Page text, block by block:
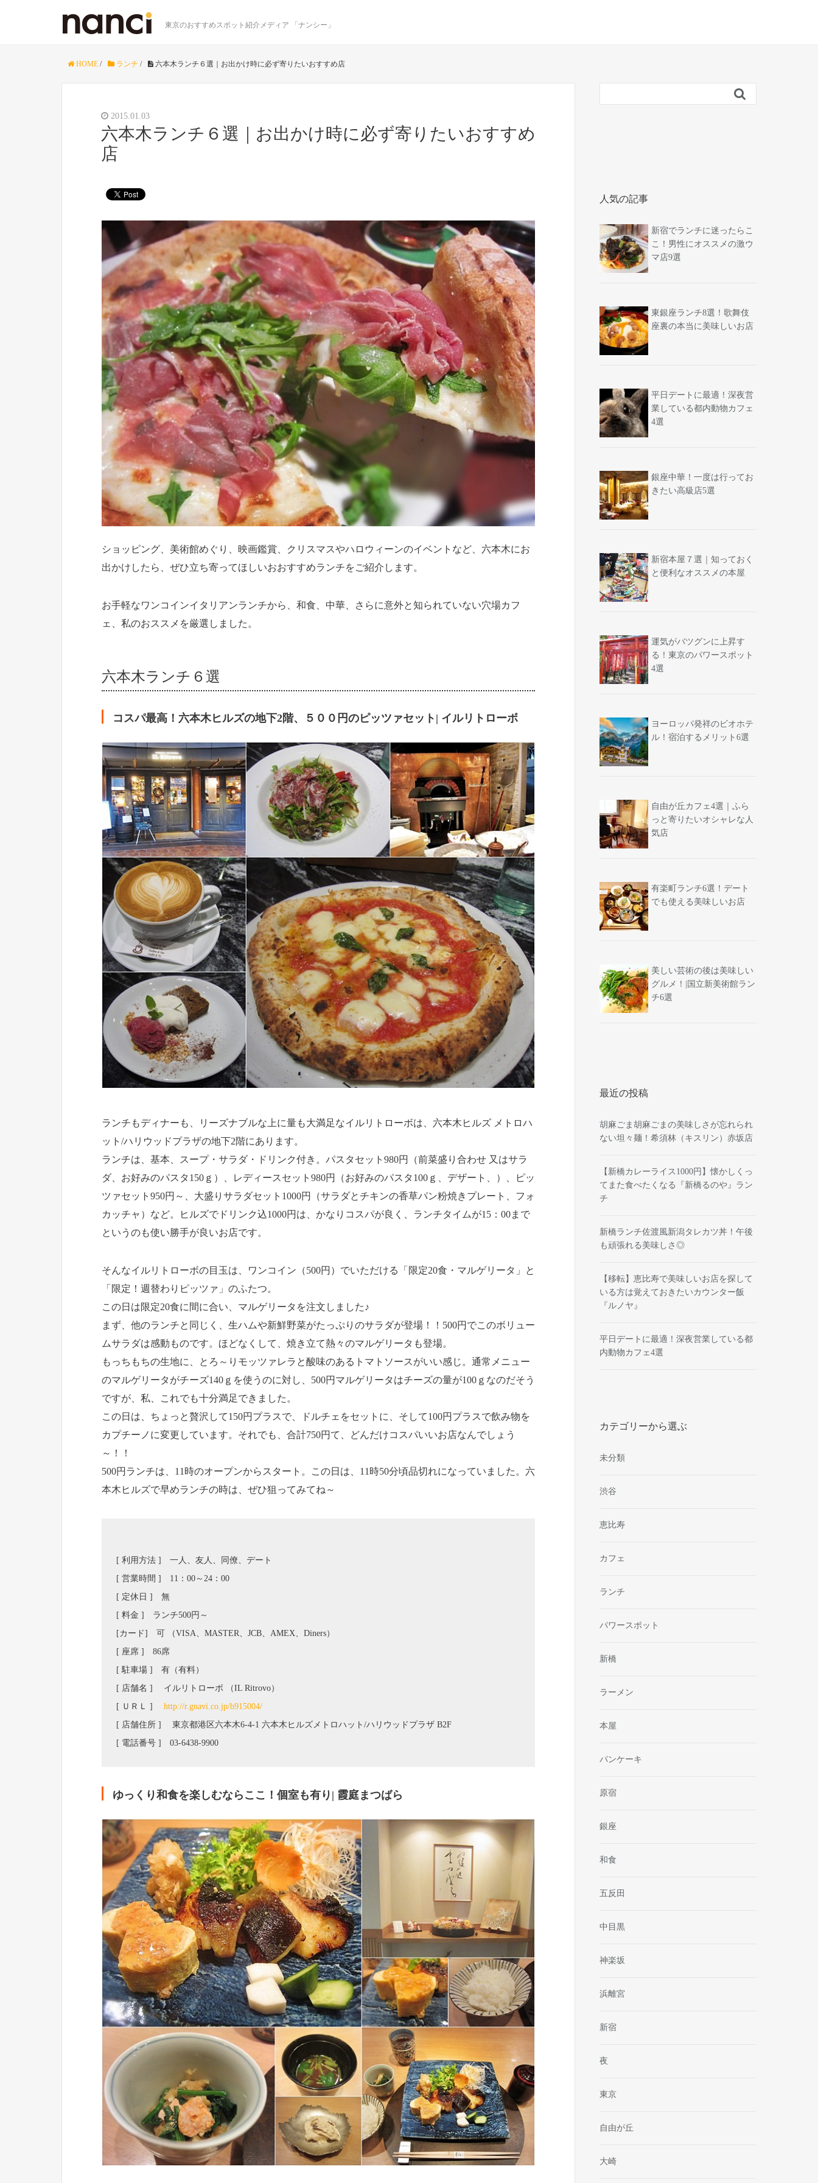
東京のおすすめスポット紹介メディア 「ナンシー」
HOME / ランチ / 六本木ランチ６選｜お出かけ時に必ず寄りたいおすすめ店
2015.01.03
六本木ランチ６選｜お出かけ時に必ず寄りたいおすすめ
店
ショッピング、美術館めぐり、映画鑑賞、クリスマスやハロウィーンのイベントなど、六本木にお
出かけしたら、ぜひ立ち寄ってほしいおおすすめランチをご紹介します。
お手軽なワンコインイタリアンランチから、和食、中華、さらに意外と知られていない穴場カフ
ェ、私のおススメを厳選しました。
六本木ランチ６選
コスパ最高！六本木ヒルズの地下2階、５００円のピッツァセット| イルリトローボ
ランチもディナーも、リーズナブルな上に量も大満足なイルリトローボは、六本木ヒルズ メトロハ
ット/ハリウッドプラザの地下2階にあります。
ランチは、基本、スープ・サラダ・ドリンク付き。パスタセット980円（前菜盛り合わせ 又はサラ
ダ、お好みのパスタ150ｇ）、レディースセット980円（お好みのパスタ100ｇ、デザート、）、ピッ
ツァセット950円～、大盛りサラダセット1000円（サラダとチキンの香草パン粉焼きプレート、フォ
カッチャ）など。ヒルズでドリンク込1000円は、かなりコスパが良く、ランチタイムが15：00まで
というのも使い勝手が良いお店です。
そんなイルリトローボの目玉は、ワンコイン（500円）でいただける「限定20食・マルゲリータ」と
「限定！週替わりピッツァ」のふたつ。
この日は限定20食に間に合い、マルゲリータを注文しました♪
まず、他のランチと同じく、生ハムや新鮮野菜がたっぷりのサラダが登場！！500円でこのボリュー
ムサラダは感動ものです。ほどなくして、焼き立て熱々のマルゲリータも登場。
もっちもちの生地に、とろ～りモッツァレラと酸味のあるトマトソースがいい感じ。通常メニュー
のマルゲリータがチーズ140ｇを使うのに対し、500円マルゲリータはチーズの量が100ｇなのだそう
ですが、私、これでも十分満足できました。
この日は、ちょっと贅沢して150円プラスで、ドルチェをセットに、そして100円プラスで飲み物を
カプチーノに変更しています。それでも、合計750円て、どんだけコスパいいお店なんでしょう
～！！
500円ランチは、11時のオープンからスタート。この日は、11時50分頃品切れになっていました。六
本木ヒルズで早めランチの時は、ぜひ狙ってみてね～
[ 利用方法 ] 一人、友人、同僚、デート
[ 営業時間 ] 11：00～24：00
[ 定休日 ] 無
[ 料金 ] ランチ500円～
[カード] 可 （VISA、MASTER、JCB、AMEX、Diners）
[ 座席 ] 86席
[ 駐車場 ] 有（有料）
[ 店舗名 ] イルリトローボ （IL Ritrovo）
[ ＵＲＬ ] http://r.gnavi.co.jp/b915004/
[ 店舗住所 ] 東京都港区六本木6-4-1 六本木ヒルズメトロハット/ハリウッドプラザ B2F
[ 電話番号 ] 03-6438-9900
ゆっくり和食を楽しむならここ！個室も有り| 霞庭まつばら

人気の記事
新宿でランチに迷ったらこ
こ！男性にオススメの激ウ
マ店9選
東銀座ランチ8選！歌舞伎
座裏の本当に美味しいお店
平日デートに最適！深夜営
業している都内動物カフェ
4選
銀座中華！一度は行ってお
きたい高級店5選
新宿本屋７選｜知っておく
と便利なオススメの本屋
運気がバツグンに上昇す
る！東京のパワースポット
4選
ヨーロッパ発祥のビオホテ
ル！宿泊するメリット6選
自由が丘カフェ4選｜ふら
っと寄りたいオシャレな人
気店
有楽町ランチ6選！デート
でも使える美味しいお店
美しい芸術の後は美味しい
グルメ！|国立新美術館ラン
チ6選
最近の投稿
胡麻ごま胡麻ごまの美味しさが忘れられ
ない坦々麺！希須林（キスリン）赤坂店
【新橋カレーライス1000円】懐かしくっ
てまた食べたくなる『新橋るのや』ラン
チ
新橋ランチ佐渡風新潟タレカツ丼！午後
も頑張れる美味しさ◎
【移転】恵比寿で美味しいお店を探して
いる方は覚えておきたいカウンター飯
『ルノヤ』
平日デートに最適！深夜営業している都
内動物カフェ4選
カテゴリーから選ぶ
未分類
渋谷
恵比寿
カフェ
ランチ
パワースポット
新橋
ラーメン
本屋
パンケーキ
原宿
銀座
和食
五反田
中目黒
神楽坂
浜離宮
新宿
夜
東京
自由が丘
大崎